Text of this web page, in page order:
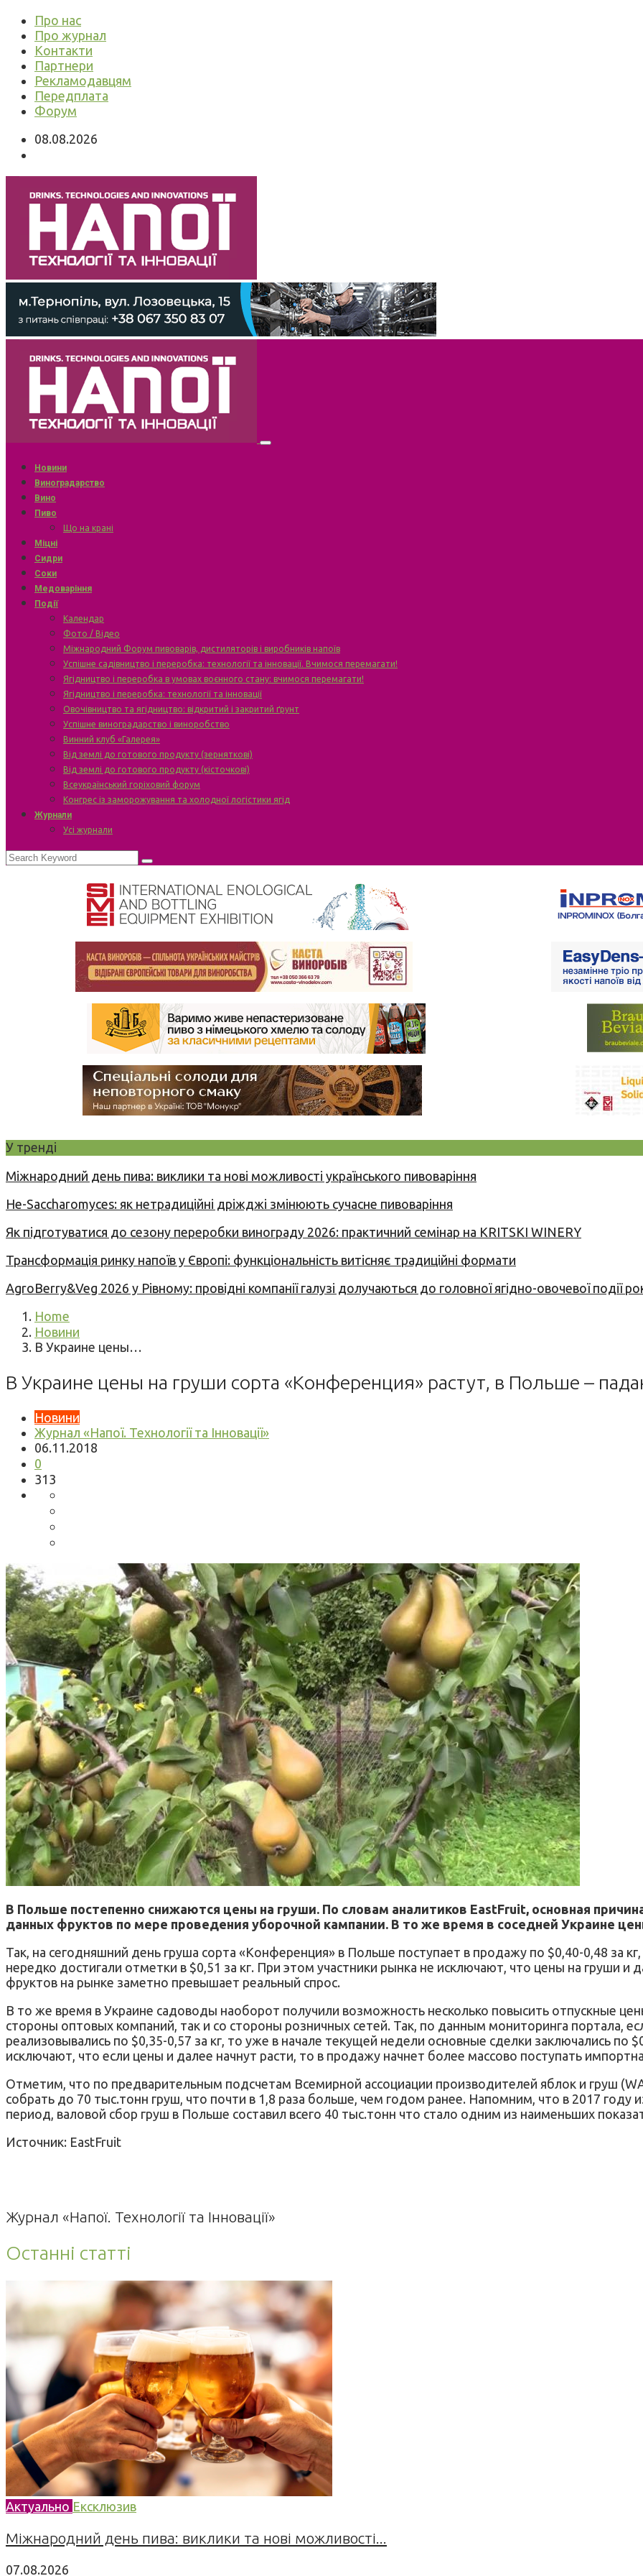
Про нас
Про журнал
Контакти
Партнери
Рекламодавцям
Передплата
Форум
08.08.2026
Новини
Виноградарство
Вино
Пиво
Що на крані
Міцні
Сидри
Соки
Медоваріння
Події
Календар
Фото / Відео
Міжнародний Форум пивоварів, дистиляторів і виробників напоїв
Успішне садівництво і переробка: технології та інновації. Вчимося перемагати!
Ягідництво і переробка в умовах воєнного стану: вчимося перемагати!
Ягідництво і переробка: технології та інновації
Овочівництво та ягідництво: відкритий і закритий ґрунт
Успішне виноградарство і виноробство
Винний клуб «Галерея»
Від землі до готового продукту (зерняткові)
Від землі до готового продукту (кісточкові)
Всеукраїнський горіховий форум
Конгрес із заморожування та холодної логістики ягід
Журнали
Усі журнали
У тренді
Міжнародний день пива: виклики та нові можливості українського пивоваріння
Не-Saccharomyces: як нетрадиційні дріжджі змінюють сучасне пивоваріння
Як підготуватися до сезону переробки винограду 2026: практичний семінар на KRITSKI WINERY
Трансформація ринку напоїв у Європі: функціональність витісняє традиційні формати
AgroBerry&Veg 2026 у Рівному: провідні компанії галузі долучаються до головної ягідно-овочевої події
Home
Новини
В Украине цены…
В Украине цены на груши сорта «Конференция» растут, в Польше –
Новини
Журнал «Напої. Технології та Інновації»
06.11.2018
0
313
В Польше постепенно снижаются цены на груши. По словам аналитиков EastFruit, основная
данных фруктов по мере проведения уборочной кампании. В то же время в соседней Украине
Так, на сегодняшний день груша сорта «Конференция» в Польше поступает в продажу по $0,40-0,48 за
нередко достигали отметки в $0,51 за кг. При этом участники рынка не исключают, что цены на груши и
фруктов на рынке заметно превышает реальный спрос.
В то же время в Украине садоводы наоборот получили возможность несколько повысить отпускные
стороны оптовых компаний, так и со стороны розничных сетей. Так, по данным мониторинга портала,
реализовывались по $0,35-0,57 за кг, то уже в начале текущей недели основные сделки заключались по
исключают, что если цены и далее начнут расти, то в продажу начнет более массово поступать
Отметим, что по предварительным подсчетам Всемирной ассоциации производителей яблок и груш
собрать до 70 тыс.тонн груш, что почти в 1,8 раза больше, чем годом ранее. Напомним, что в 2017 году
период, валовой сбор груш в Польше составил всего 40 тыс.тонн что стало одним из наименьших
Источник: EastFruit
Журнал «Напої. Технології та Інновації»
Останні статті
Актуально Ексклюзив
Міжнародний день пива: виклики та нові можливості...
07.08.2026